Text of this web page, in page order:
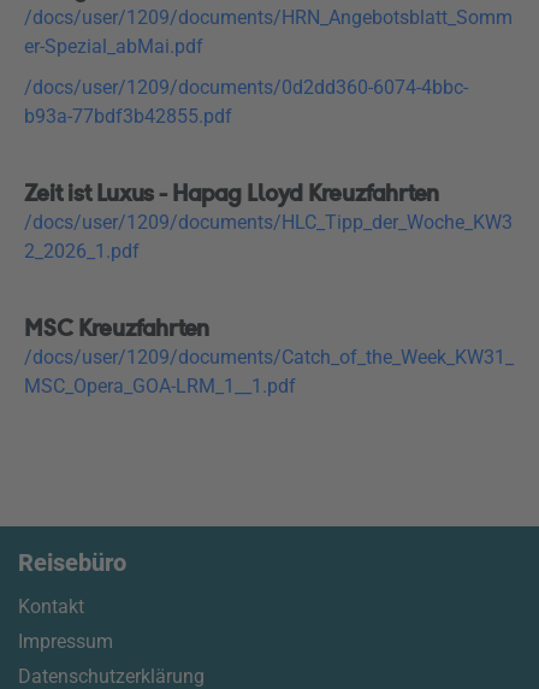
/docs/user/1209/documents/HRN_Angebotsblatt_Somm
er-Spezial_abMai.pdf
/docs/user/1209/documents/0d2dd360-6074-4bbc-
b93a-77bdf3b42855.pdf
Zeit ist Luxus - Hapag Lloyd Kreuzfahrten
/docs/user/1209/documents/HLC_Tipp_der_Woche_KW3
2_2026_1.pdf
MSC Kreuzfahrten
/docs/user/1209/documents/Catch_of_the_Week_KW31_
MSC_Opera_GOA-LRM_1__1.pdf
Reisebüro
Kontakt
Impressum
Datenschutzerklärung